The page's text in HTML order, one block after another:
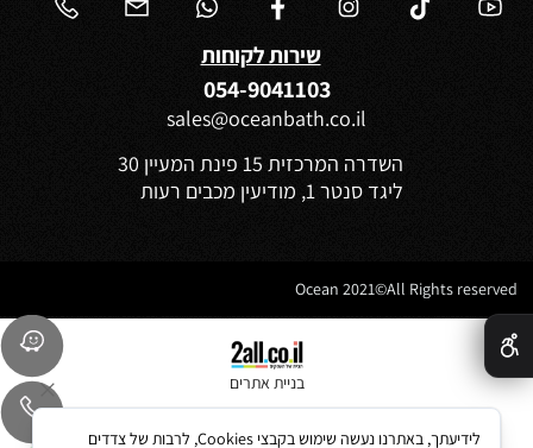
שירות לקוחות
054-9041103
sales@oceanbath.co.il
השדרה המרכזית 15 פינת המעיין 30
ליגד סנטר 1, מודיעין מכבים רעות
בניית אתרים
לידיעתך, באתרנו נעשה שימוש בקבצי Cookies, לרבות של צדדים